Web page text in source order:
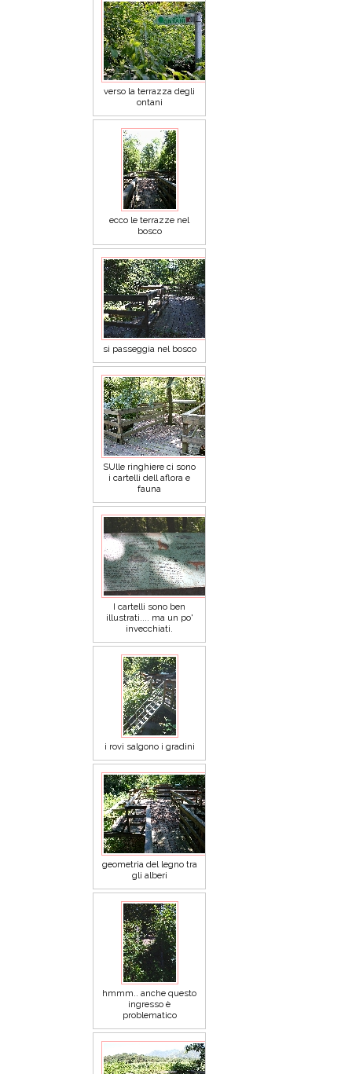
verso la terrazza degli
ontani
ecco le terrazze nel
bosco
si passeggia nel bosco
SUlle ringhiere ci sono
i cartelli dell aflora e
fauna
I cartelli sono ben
illustrati.... ma un po'
invecchiati.
i rovi salgono i gradini
geometria del legno tra
gli alberi
hmmm.. anche questo
ingresso è
problematico